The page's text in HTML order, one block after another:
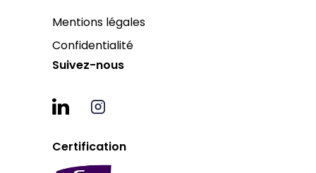
Mentions légales
Confidentialité
Suivez-nous
Certification